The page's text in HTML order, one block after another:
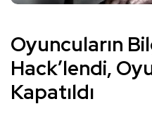
Oyuncuların
Hack’lendi,
Kapatıldı